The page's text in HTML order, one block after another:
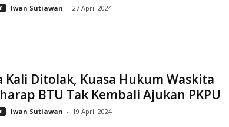
Iwan Sutiawan - 27 April 2024
Kali Ditolak, Kuasa Hukum Waskita
BTU Tak Kembali Ajukan PKPU
Iwan Sutiawan - 19 April 2024